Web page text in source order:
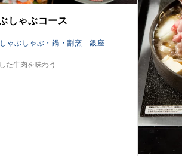
しゃぶコース
ゃぶしゃぶ・鍋・割烹 銀座
た牛肉を味わう